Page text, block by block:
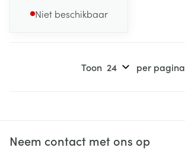
Niet beschikbaar
Toon per pagina
Neem contact met ons op